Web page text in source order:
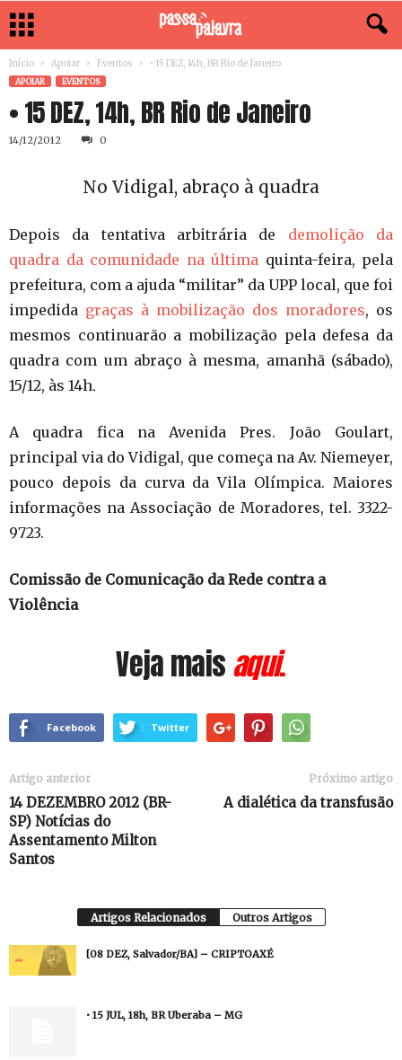
Início Apoiar Eventos • 15 DEZ, 14h, BR Rio de Janeiro
APOIAR EVENTOS
• 15 DEZ, 14h, BR Rio de Janeiro
14/12/2012 0
No Vidigal, abraço à quadra
Depois da tentativa arbitrária de demolição da
quadra da comunidade na última quinta-feira, pela
prefeitura, com a ajuda “militar” da UPP local, que foi
impedida graças à mobilização dos moradores, os
mesmos continuarão a mobilização pela defesa da
quadra com um abraço à mesma, amanhã (sábado),
15/12, às 14h.
A quadra fica na Avenida Pres. João Goulart,
principal via do Vidigal, que começa na Av. Niemeyer,
pouco depois da curva da Vila Olímpica. Maiores
informações na Associação de Moradores, tel. 3322-
9723.
Comissão de Comunicação da Rede contra a
Violência
Veja maisaqui.
Facebook Twitter
Artigo anterior
14 DEZEMBRO 2012 (BR-
SP) Notícias do
Assentamento Milton
Santos
Próximo artigo
A dialética da transfusão
Artigos Relacionados Outros Artigos
[08 DEZ, Salvador/BA] – CRIPTOAXÉ
• 15 JUL, 18h, BR Uberaba – MG